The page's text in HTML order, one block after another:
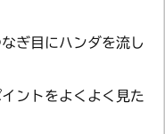
ぎ目にハンダを流し
ントをよくよく見た